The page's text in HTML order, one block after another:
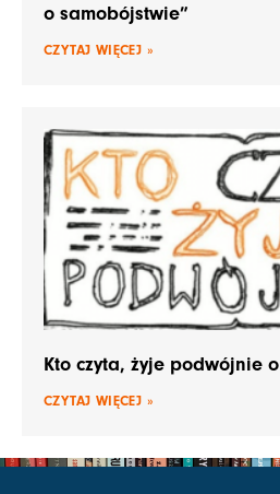
o samobójstwie”
CZYTAJ WIĘCEJ »
Kto czyta, żyje podwójnie
CZYTAJ WIĘCEJ »